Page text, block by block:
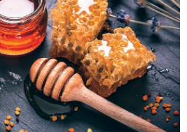
და ავადუღო თუ ჯერ რძე
და მერე ჩავყარო კურკუმა? და
თუ შეიძლება? P.S მიზანი
და
ძილისთვის)